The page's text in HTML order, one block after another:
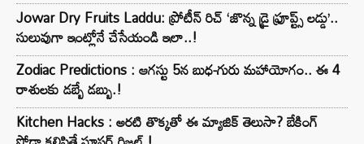
Jowar Dry Fruits Laddu: ప్రోటీన్ రిచ్ ‘జొన్న డ్రై ఫ్రూప్ట్స్ లడ్డు’..
సులువుగా ఇంట్లోనే చేసేయండి ఇలా..!
Zodiac Predictions : ఆగస్టు 5న బుధ-గురు మహాయోగం.. ఈ 4
రాశులకు డబ్బే డబ్బు.!
Kitchen Hacks : అరటి తొక్కతో ఈ మ్యాజిక్ తెలుసా? బేకింగ్